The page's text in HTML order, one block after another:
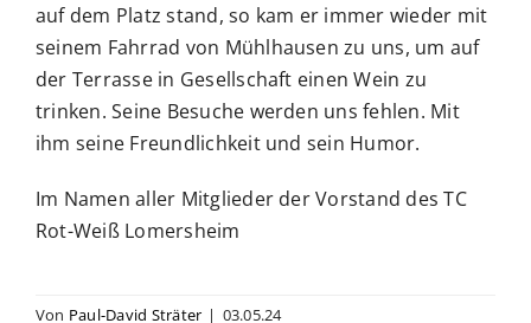
auf dem Platz stand, so kam er immer wieder mit
seinem Fahrrad von Mühlhausen zu uns, um auf
der Terrasse in Gesellschaft einen Wein zu
trinken. Seine Besuche werden uns fehlen. Mit
ihm seine Freundlichkeit und sein Humor.
Im Namen aller Mitglieder der Vorstand des TC
Rot-Weiß Lomersheim
Von Paul-David Sträter | 03.05.24